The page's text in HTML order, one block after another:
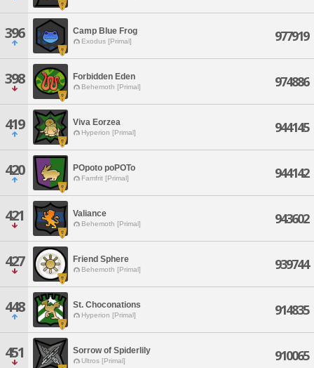
396 Camp Blue Frog
Exodus [Primal] 977919
398 Forbidden Eden
Behemoth [Primal] 974886
419 Viva Eorzea
Hyperion [Primal] 944145
420 POpoto poPOTo
Famfrit [Primal] 944142
421 Valiance
Behemoth [Primal] 943602
427 Friend Sphere
Behemoth [Primal] 939744
448 St. Choconations
Hyperion [Primal] 914835
451 Sorrow of Spiderlily
Ultros [Primal] 910065